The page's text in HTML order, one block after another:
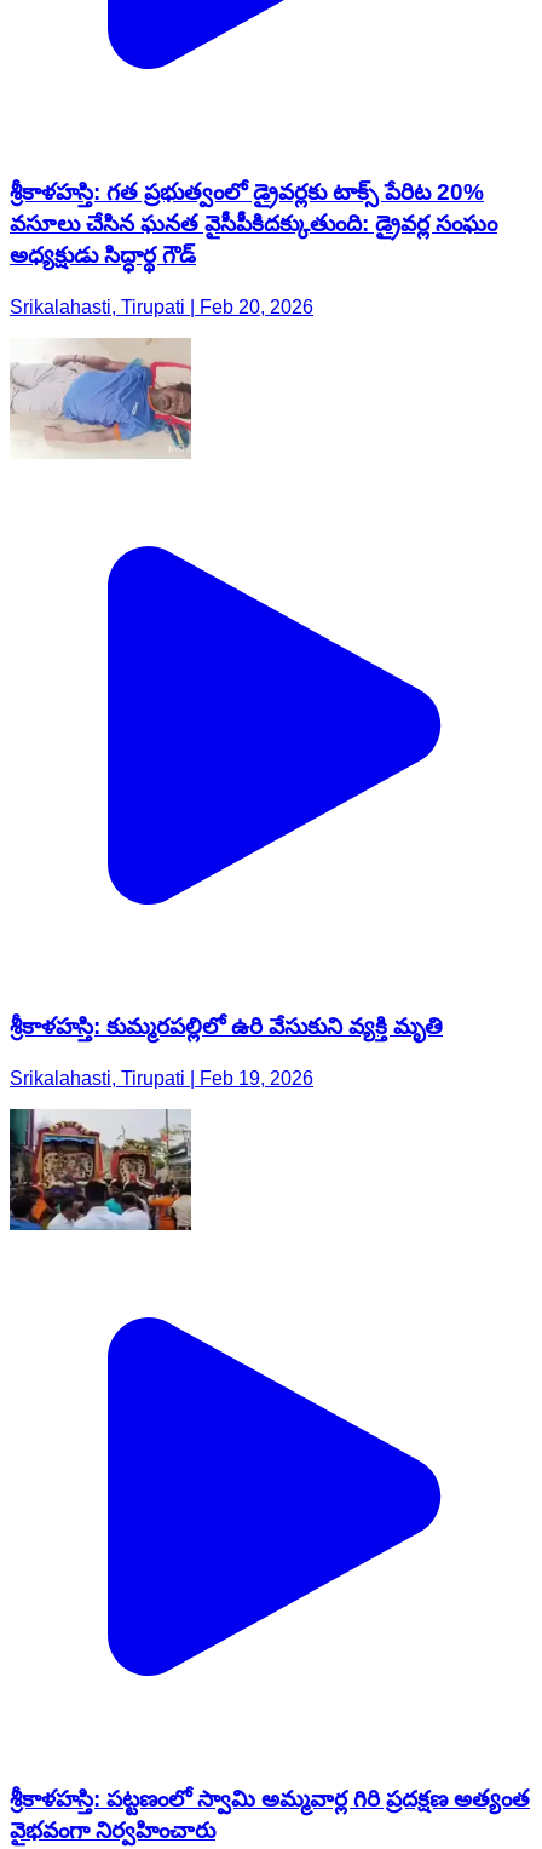
శ్రీకాళహస్తి: గత ప్రభుత్వంలో డ్రైవర్లకు టాక్స్ పేరిట 20%
వసూలు చేసిన ఘనత వైసీపీకిదక్కుతుంది: డ్రైవర్ల సంఘం
అధ్యక్షుడు సిద్ధార్థ గౌడ్
Srikalahasti, Tirupati | Feb 20, 2026
శ్రీకాళహస్తి: కుమ్మరపల్లిలో ఉరి వేసుకుని వ్యక్తి మృతి
Srikalahasti, Tirupati | Feb 19, 2026
శ్రీకాళహస్తి: పట్టణంలో స్వామి అమ్మవార్ల గిరి ప్రదక్షణ అత్యంత
వైభవంగా నిర్వహించారు